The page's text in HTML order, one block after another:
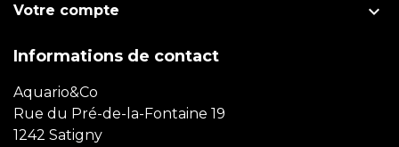
Votre compte 
Informations de contact
Aquario&Co
Rue du Pré-de-la-Fontaine 19
1242 Satigny